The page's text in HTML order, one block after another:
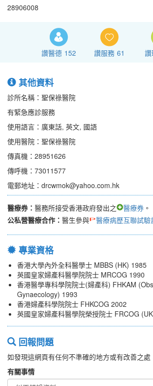
28906008
讚醫德 152 讚服務 61
其他資料
診所名稱：聖保祿醫院
有緊急應診服務
使用語言：廣東話, 英文, 國語
使用醫院：聖保祿醫院
傳真機：28951626
傳呼機：73011577
電郵地址：drcwmok@yahoo.com.hk
醫療券： 醫務所接受香港政府發出之 醫療券 。
公私營醫療合作： 醫生參與 醫療病歷互聯試驗
專業資格
香港大學內外全科醫學士 MBBS (HK) 1985
英國皇家婦產科醫學院院士 MRCOG 1990
香港醫學專科學院院士(婦產科) FHKAM
Gynaecology) 1993
香港婦產科學院院士 FHKCOG 2002
英國皇家婦產科醫學院榮授院士 FRCOG
回報問題
如發現這網頁有任何不準確的地方或有改善之處
有關事情